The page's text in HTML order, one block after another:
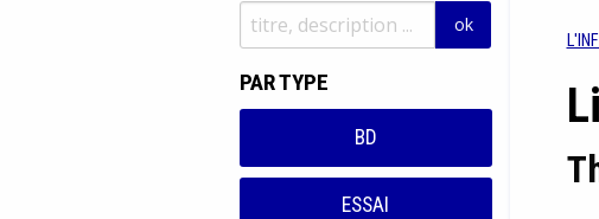
PAR TYPE
BD
ESSAI